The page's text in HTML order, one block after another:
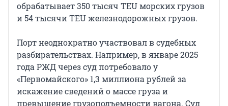
обрабатывает 350 тысяч TEU морских грузов
и 54 тысячи TEU железнодорожных грузов.
Порт неоднократно участвовал в судебных
разбирательствах. Например, в январе 2025
года РЖД через суд потребовало у
«Первомайского» 1,3 миллионарублей за
искажение сведений о массе груза и
превышение грузоподъемности вагона. Суд